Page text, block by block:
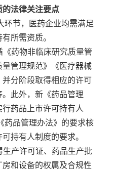
法律关注要点
节，医药企业均需满足
所需资质。
《药物非临床研究质量管
管理规范》《医疗器械
并分阶段取得相应的许可
此外，新《药品管理
药品上市许可持有人
药品管理办法》的要求核
持有人制度的要求。
生产许可证、药品生产批
和设备的权属及合规性